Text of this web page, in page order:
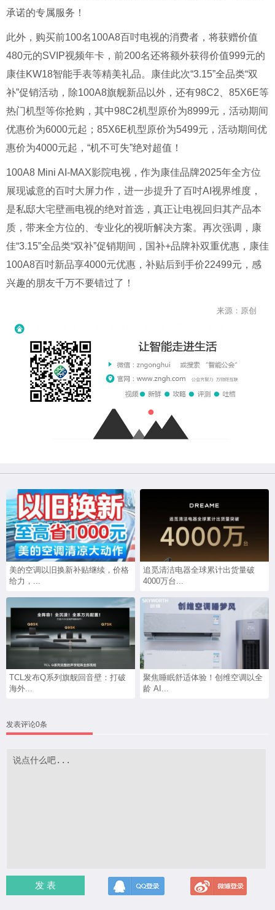
承诺的专属服务！
此外，购买前100名100A8百吋电视的消费者，将获赠价值
480元的SVIP视频年卡，前200名还将额外获得价值999元的
康佳KW18智能手表等精美礼品。康佳此次“3.15”全品类“双
补”促销活动，除100A8旗舰新品以外，还有98C2、85X6E等
热门机型等你抢购，其中98C2机型原价为8999元，活动期间
优惠价为6000元起；85X6E机型原价为5499元，活动期间优
惠价为4000元起，“机不可失”绝对超值！
100A8 Mini AI-MAX影院电视，作为康佳品牌2025年全方位
展现诚意的百吋大屏力作，进一步提升了百吋AI视界维度，
是私邸大宅壁画电视的绝对首选，真正让电视回归其产品本
质，带来全方位的、专业化的视听解决方案。再次强调，康
佳“3.15”全品类“双补”促销期间，国补+品牌补双重优惠，康佳
100A8百吋新品享4000元优惠，补贴后到手价22499元，感
兴趣的朋友千万不要错过了！
来源：原创
美的空调以旧换新补贴继续，价格
给力，...
追觅清洁电器全球累计出货量破
4000万台...
TCL发布Q系列旗舰回音壁：打破
海外...
聚焦睡眠舒适体验！创维空调以全
龄 AI...
发表评论0条
发 表